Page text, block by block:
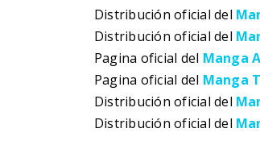
Distribución oficial del
Distribución oficial del
Pagina oficial del Manga
Pagina oficial del Manga
Distribución oficial del
Distribución oficial del